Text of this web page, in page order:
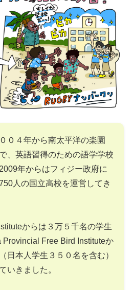
０４年から南太平洋の楽園
、英語習得のための語学学校
年からはフィジー政府に
人の国立高校を運営してき
からは３万５千名の学生
Provincial Free Bird Instituteか
日本人学生３５０名を含む）
いきました。